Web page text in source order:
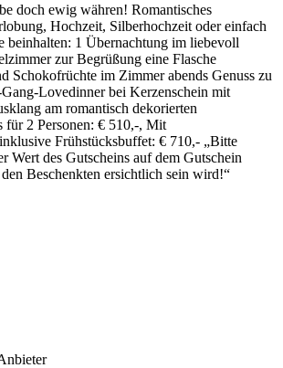
doch ewig währen! Romantisches
Hochzeit, Silberhochzeit oder einfach
beinhalten: 1 Übernachtung im liebevoll
zur Begrüßung eine Flasche
Schokofrüchte im Zimmer abends Genuss zu
Lovedinner bei Kerzenschein mit
am romantisch dekorierten
für 2 Personen: € 510,-, Mit
Frühstücksbuffet: € 710,- „Bitte
Wert des Gutscheins auf dem Gutschein
Beschenkten ersichtlich sein wird!“